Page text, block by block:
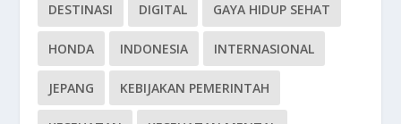
DESTINASI DIGITAL GAYA HIDUP SEHAT
HONDA INDONESIA INTERNASIONAL
JEPANG KEBIJAKAN PEMERINTAH